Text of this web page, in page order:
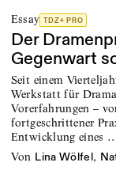
Essay TDZ+ PRO
Der
Gegenwart
Seit einem
Werkstatt für
Vorerfahrungen –
fortgeschrittener
Entwicklung eines
von Lina Wölfel,